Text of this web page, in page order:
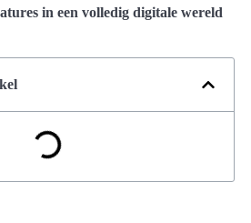
in een volledig digitale wereld